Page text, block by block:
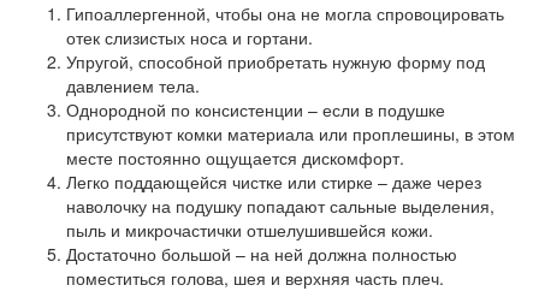
Гипоаллергенной, чтобы она не могла спровоцировать
отек слизистых носа и гортани.
Упругой, способной приобретать нужную форму под
давлением тела.
Однородной по консистенции – если в подушке
присутствуют комки материала или проплешины, в этом
месте постоянно ощущается дискомфорт.
Легко поддающейся чистке или стирке – даже через
наволочку на подушку попадают сальные выделения,
пыль и микрочастички отшелушившейся кожи.
Достаточно большой – на ней должна полностью
поместиться голова, шея и верхняя часть плеч.